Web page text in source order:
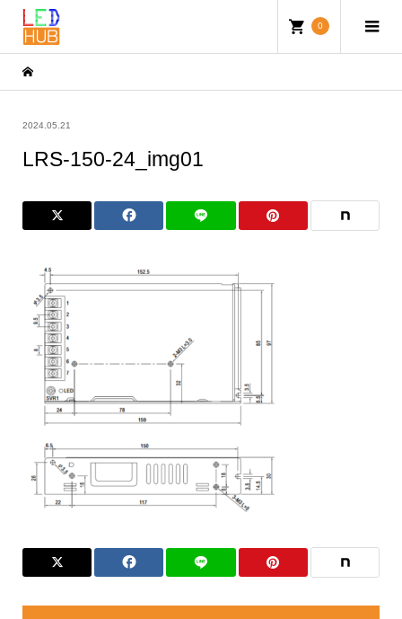
0
2024.05.21
LRS-150-24_img01